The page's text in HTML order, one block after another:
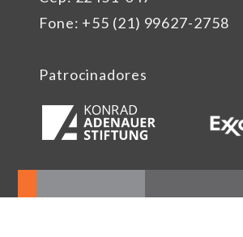
Fone: +55 (21) 99627-2758
Patrocinadores